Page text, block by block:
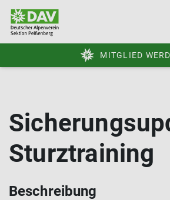
MITGLIED
Sturztraining
Beschreibung